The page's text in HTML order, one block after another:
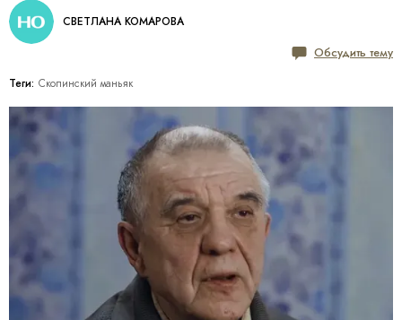
СВЕТЛАНА КОМАРОВА
Обсудить тему
Теги: Скопинский маньяк